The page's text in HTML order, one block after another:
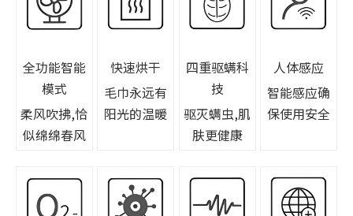
全功能智能
模式
柔风吹拂,恰
似绵绵春风
快速烘干
毛巾永远有
阳光的温暖
四重驱螨科
技
驱灭螨虫,肌
肤更健康
人体感应
智能感应确
保使用安全